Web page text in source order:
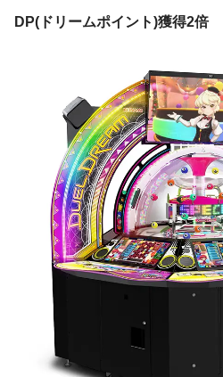
DP(ドリームポイント)獲得2倍